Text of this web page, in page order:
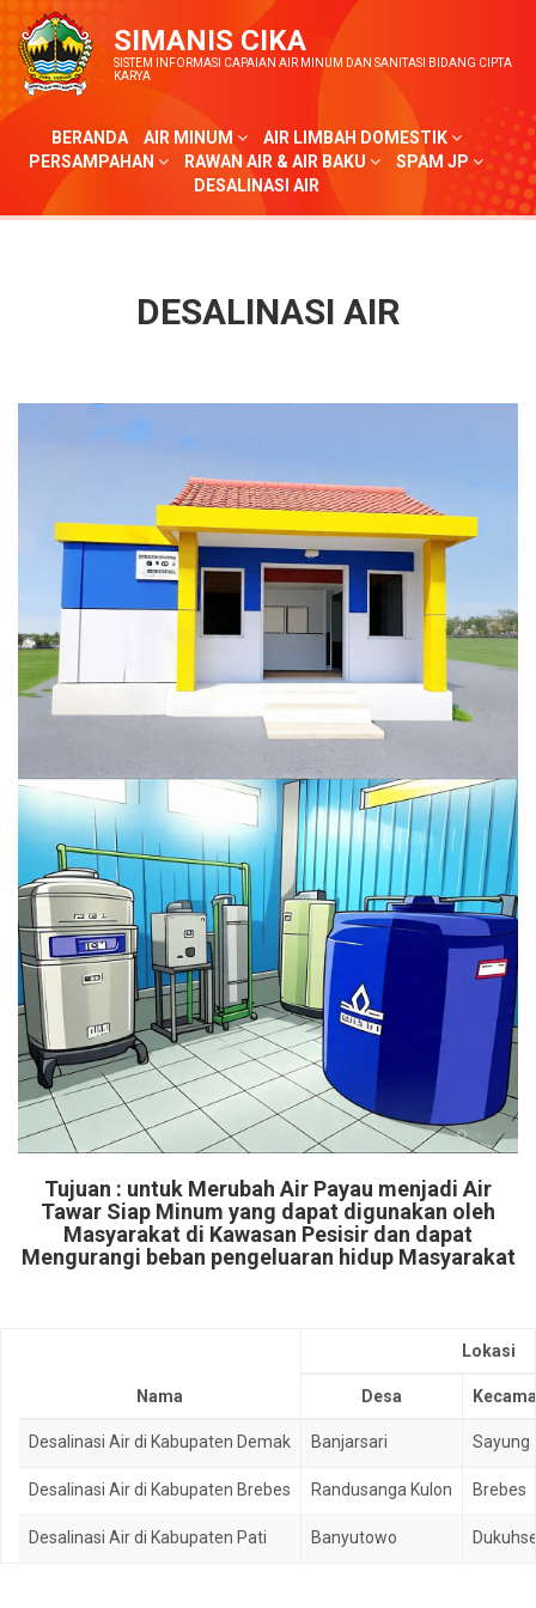
SIMANIS CIKA
SISTEM INFORMASI CAPAIAN AIR MINUM DAN SANITASI BIDANG CIPTA
KARYA
BERANDA AIR MINUM
AIR LIMBAH DOMESTIK
PERSAMPAHAN
RAWAN AIR & AIR BAKU
SPAM JP
DESALINASI AIR
DESALINASI AIR
Tujuan : untuk Merubah Air Payau menjadi Air
Tawar Siap Minum yang dapat digunakan oleh
Masyarakat di Kawasan Pesisir dan dapat
Mengurangi beban pengeluaran hidup Masyarakat
Nama
Lokasi
Desa
Desalinasi Air di Kabupaten Demak Banjarsari Sayung
Desalinasi Air di Kabupaten Brebes Randusanga Kulon Brebes
Desalinasi Air di Kabupaten Pati Banyutowo